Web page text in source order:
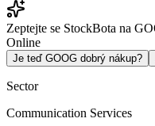
Zeptejte se StockBota na
Online
Je teď GOOG dobrý nákup?
Sector
Communication Services